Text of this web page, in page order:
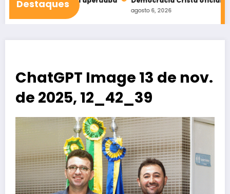
Destaques
ChatGPT Image 13 de nov.
de 2025, 12_42_39